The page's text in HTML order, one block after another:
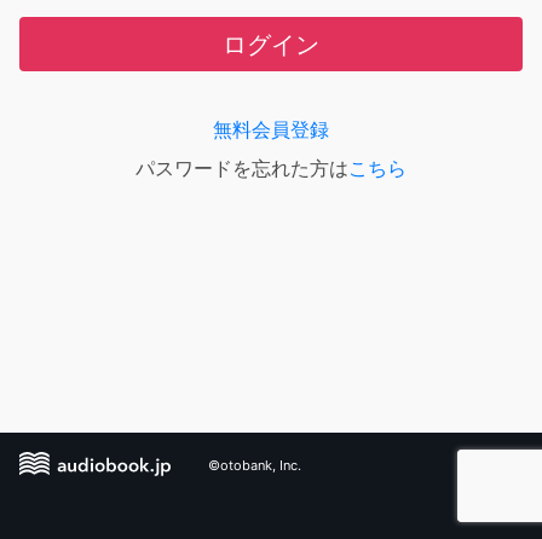
ログイン
無料会員登録
パスワードを忘れた方はこちら
©otobank, Inc.